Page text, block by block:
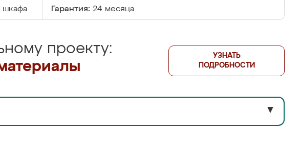
шкафа Гарантия: 24 месяца
проекту:
УЗНАТЬ
ПОДРОБНОСТИ
▼